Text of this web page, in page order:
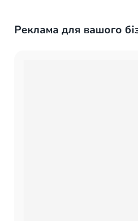
Реклама для вашого